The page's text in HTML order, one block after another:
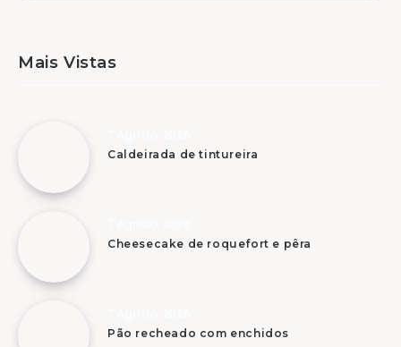
Mais Vistas
Caldeirada de tintureira
Cheesecake de roquefort e pêra
Pão recheado com enchidos